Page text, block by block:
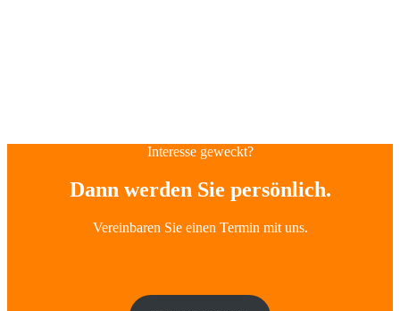
Interesse geweckt?
Dann werden Sie persönlich.
Vereinbaren Sie einen Termin mit uns.